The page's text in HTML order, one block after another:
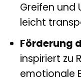
Greifen und
leicht
Förderung
inspiriert zu
emotionale